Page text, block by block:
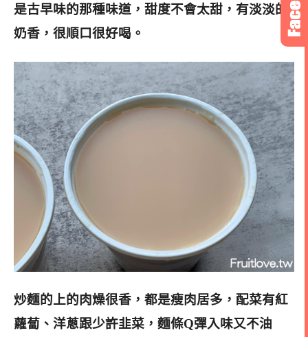
是古早味的那種味道，甜度不會太甜，有淡淡的
奶香，很順口很好喝。
炒麵的上的肉燥很香，都是瘦肉居多，配菜有紅
蘿蔔、洋蔥跟少許韭菜，麵條Q彈入味又不油